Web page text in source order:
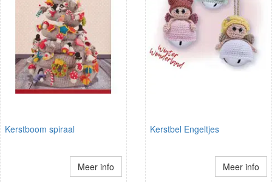
Kerstboom spiraal
Meer info
Kerstbel Engeltjes
Meer info